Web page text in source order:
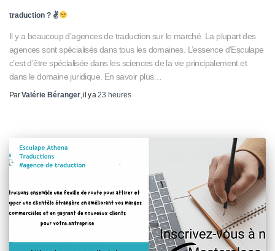
traduction ? ✌
Il y a beaucoup d’agences de traduction sur le marché. La plupart des
agences sont spécialisés dans tous les domaines. L’essence d’Esculape
c’est d’être spécialisée dans les sciences de la vie principalement et
dans le domaine juridique. En savoir plus…
ParValérie Béranger, il y a23 heures